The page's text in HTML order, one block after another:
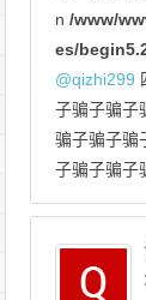
n/www/
es/
@qizhi299
子骗子骗子
骗子骗子骗
子骗子骗子